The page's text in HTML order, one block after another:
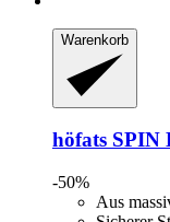
Warenkorb
höfats SPIN
-50%
Aus